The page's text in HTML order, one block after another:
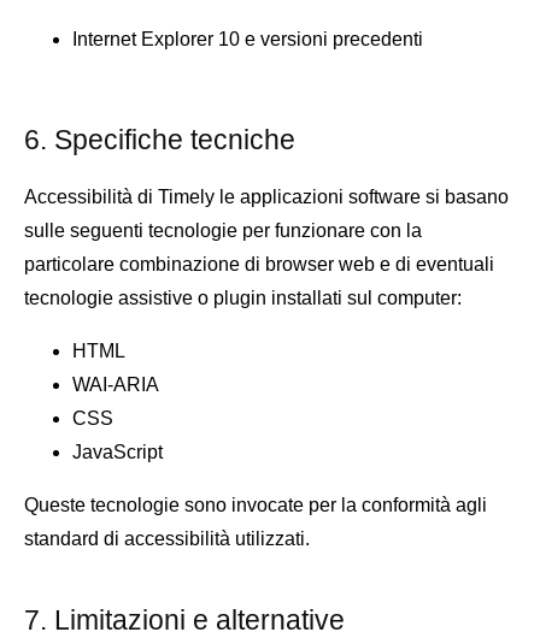
Internet Explorer 10 e versioni precedenti
6. Specifiche tecniche
Accessibilità di Timely le applicazioni software si basano
sulle seguenti tecnologie per funzionare con la
particolare combinazione di browser web e di eventuali
tecnologie assistive o plugin installati sul computer:
HTML
WAI-ARIA
CSS
JavaScript
Queste tecnologie sono invocate per la conformità agli
standard di accessibilità utilizzati.
7. Limitazioni e alternative